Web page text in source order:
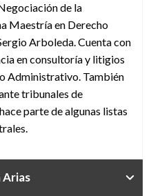
de la
Maestría en Derecho
Arboleda. Cuenta con
en consultoría y litigios
Administrativo. También
tribunales de
parte de algunas listas
Arias